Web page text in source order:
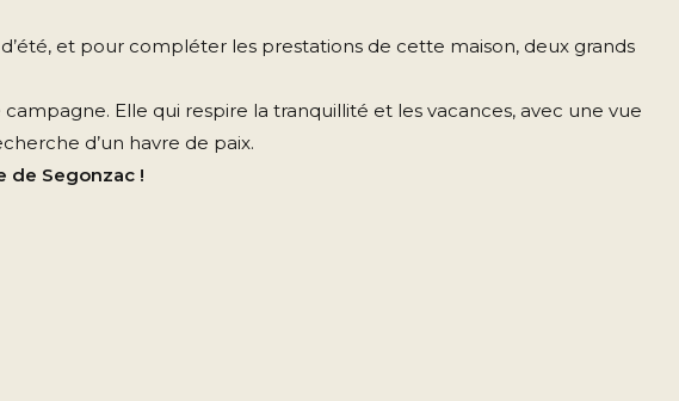
et pour compléter les prestations de cette maison, deux grands
Elle qui respire la tranquillité et les vacances, avec une vue
d’un havre de paix.
de Segonzac !